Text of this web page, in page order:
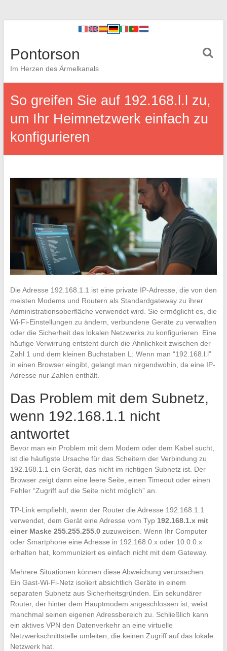
Pontorson
Im Herzen des Ärmelkanals
So greifen Sie auf 192.168.l.l zu,
um Ihr Heimnetzwerk einfach zu
konfigurieren
Die Adresse 192.168.1.1 ist eine private IP-Adresse, die von den
meisten Modems und Routern als Standardgateway zu ihrer
Administrationsoberfläche verwendet wird. Sie ermöglicht es, die
Wi-Fi-Einstellungen zu ändern, verbundene Geräte zu verwalten
oder die Sicherheit des lokalen Netzwerks zu konfigurieren. Eine
häufige Verwirrung entsteht durch die Ähnlichkeit zwischen der
Zahl 1 und dem kleinen Buchstaben L: Wenn man “192.168.l.l”
in einen Browser eingibt, gelangt man nirgendwohin, da eine IP-
Adresse nur Zahlen enthält.
Das Problem mit dem Subnetz,
wenn 192.168.1.1 nicht
antwortet
Bevor man ein Problem mit dem Modem oder dem Kabel sucht,
ist die häufigste Ursache für das Scheitern der Verbindung zu
192.168.1.1 ein Gerät, das nicht im richtigen Subnetz ist. Der
Browser zeigt dann eine leere Seite, einen Timeout oder einen
Fehler “Zugriff auf die Seite nicht möglich” an.
TP-Link empfiehlt, wenn der Router die Adresse 192.168.1.1
verwendet, dem Gerät eine Adresse vom Typ 192.168.1.x mit
einer Maske 255.255.255.0zuzuweisen. Wenn Ihr Computer
oder Smartphone eine Adresse in 192.168.0.x oder 10.0.0.x
erhalten hat, kommuniziert es einfach nicht mit dem Gateway.
Mehrere Situationen können diese Abweichung verursachen.
Ein Gast-Wi-Fi-Netz isoliert absichtlich Geräte in einem
separaten Subnetz aus Sicherheitsgründen. Ein sekundärer
Router, der hinter dem Hauptmodem angeschlossen ist, weist
manchmal seinen eigenen Adressbereich zu. Schließlich kann
ein aktives VPN den Datenverkehr an eine virtuelle
Netzwerkschnittstelle umleiten, die keinen Zugriff auf das lokale
Netzwerk hat.